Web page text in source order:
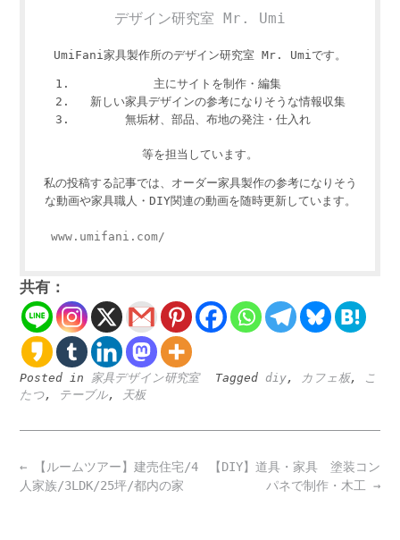
デザイン研究室 Mr. Umi
UmiFani家具製作所のデザイン研究室 Mr. Umiです。
主にサイトを制作・編集
新しい家具デザインの参考になりそうな情報収集
無垢材、部品、布地の発注・仕入れ
等を担当しています。
私の投稿する記事では、オーダー家具製作の参考になりそう
な動画や家具職人・DIY関連の動画を随時更新しています。
www.umifani.com/
共有：
Posted in 家具デザイン研究室 Tagged diy, カフェ板,
こ
たつ, テーブル, 天板
Post
navigation
【DIY】道具・家具 塗装コン
パネで制作・木工 →
← 【ルームツアー】建売住宅/4
人家族/3LDK/25坪/都内の家